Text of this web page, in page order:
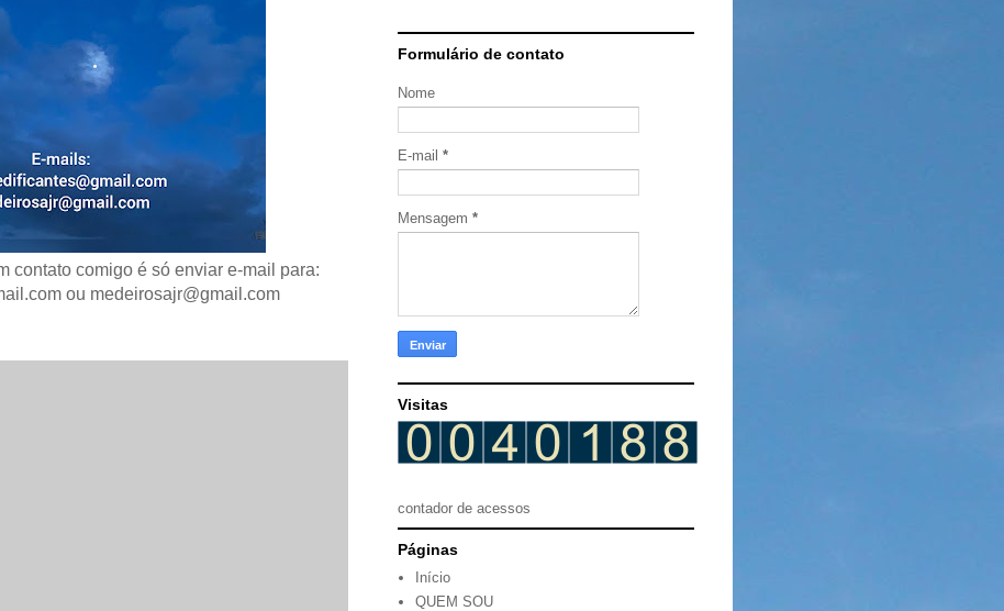
contato comigo é só enviar e-mail para:
ou medeirosajr@gmail.com
Formulário de contato
Nome
E-mail *
Mensagem *
Visitas
contador de acessos
Páginas
Início
QUEM SOU